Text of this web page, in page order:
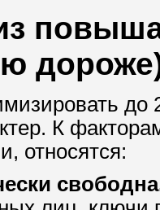
до
К
относятся: